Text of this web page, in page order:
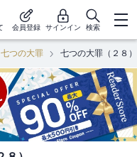
会員登録 サインイン 検索
七つの大罪 七つの大罪（２８）